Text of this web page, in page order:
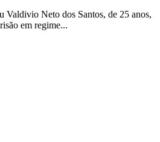
Valdivio Neto dos Santos, de 25 anos,
em regime...